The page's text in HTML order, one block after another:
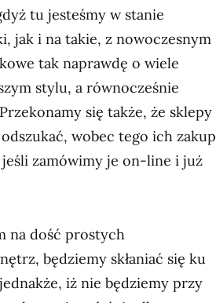
tu jesteśmy w stanie
jak i na takie, z nowoczesnym
tak naprawdę o wiele
stylu, a równocześnie
się także, że sklepy
wobec tego ich zakup
zamówimy je on-line i już
na dość prostych
będziemy skłaniać się ku
iż nie będziemy przy